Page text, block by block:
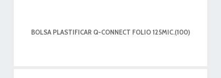
BOLSA PLASTIFICAR Q-CONNECT FOLIO 125MIC.(100)